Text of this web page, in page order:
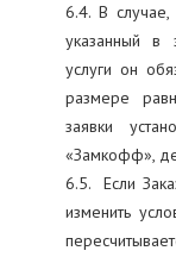
6.4. В случае,
указанный в
услуги он
размере
заявки
«Замкофф»,
6.5. Если
изменить